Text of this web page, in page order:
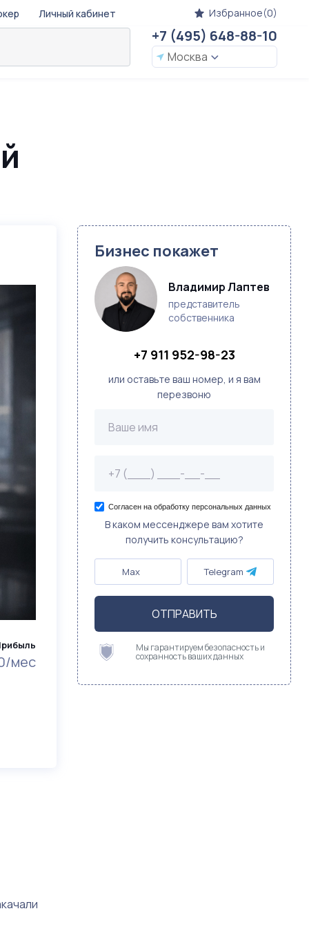
Личный кабинет Избранное(0)
+7 (495) 648-88-10
Москва
мес
Бизнес покажет
Владимир Лаптев
представитель
собственника
+7 911 952-98-23
или оставьте ваш номер, и я вам
перезвоню
Согласен на обработку персональных данных
В каком мессенджере вам хотите
получить консультацию?
Max Telegram
ОТПРАВИТЬ
Мы гарантируем безопасность и
сохранность ваших данных